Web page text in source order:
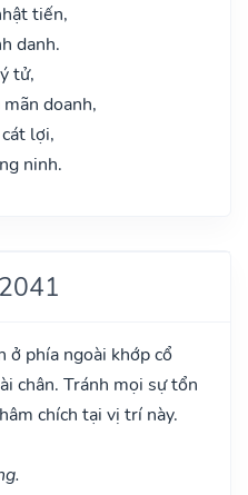
tiến,
danh.
tử,
doanh,
lợi,
ninh.
ở phía ngoài khớp cổ
chân. Tránh mọi sự tổn
chích tại vị trí này.